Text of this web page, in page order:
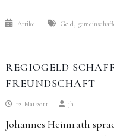
Artikel Geld,
REGIOGELD
FREUNDSCHAFT
12. Mai 2011 jh
Johannes Heimrath